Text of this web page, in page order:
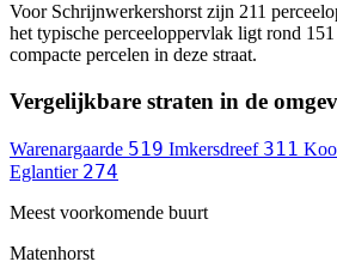
Voor Schrijnwerkershorst zijn 211
het typische perceeloppervlak ligt rond
compacte percelen in deze straat.
Vergelijkbare straten in de
Warenargaarde 519 Imkersdreef 311
Eglantier 274
Meest voorkomende buurt
Matenhorst